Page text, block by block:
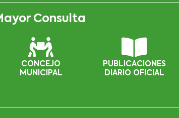
Consulta
CONCEJO
MUNICIPAL
PUBLICACIONES
DIARIO OFICIAL